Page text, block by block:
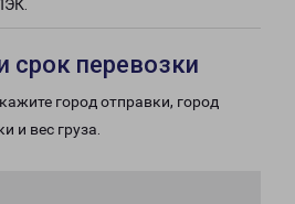
срок перевозки
город отправки, город
и вес груза.